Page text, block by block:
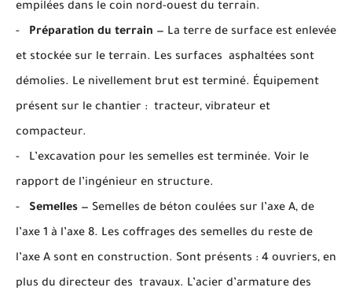
empilées dans le coin nord-ouest du terrain.
- Préparation du terrain — La terre de surface est enlevée
et stockée sur le terrain. Les surfaces asphaltées sont
démolies. Le nivellement brut est terminé. Équipement
présent sur le chantier : tracteur, vibrateur et
compacteur.
- L’excavation pour les semelles est terminée. Voir le
rapport de l’ingénieur en structure.
- Semelles — Semelles de béton coulées sur l’axe A, de
l’axe 1 à l’axe 8. Les coffrages des semelles du reste de
l’axe A sont en construction. Sont présents : 4 ouvriers, en
plus du directeur des travaux. L’acier d’armature des